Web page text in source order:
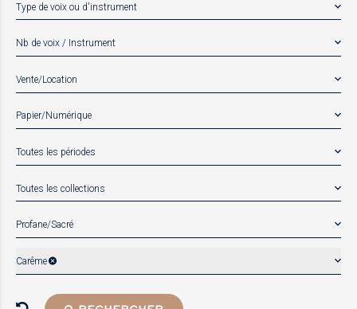
Type de voix ou d'instrument
Nb de voix / Instrument
Vente/Location
Papier/Numérique
Toutes les périodes
Toutes les collections
Profane/Sacré
Carême